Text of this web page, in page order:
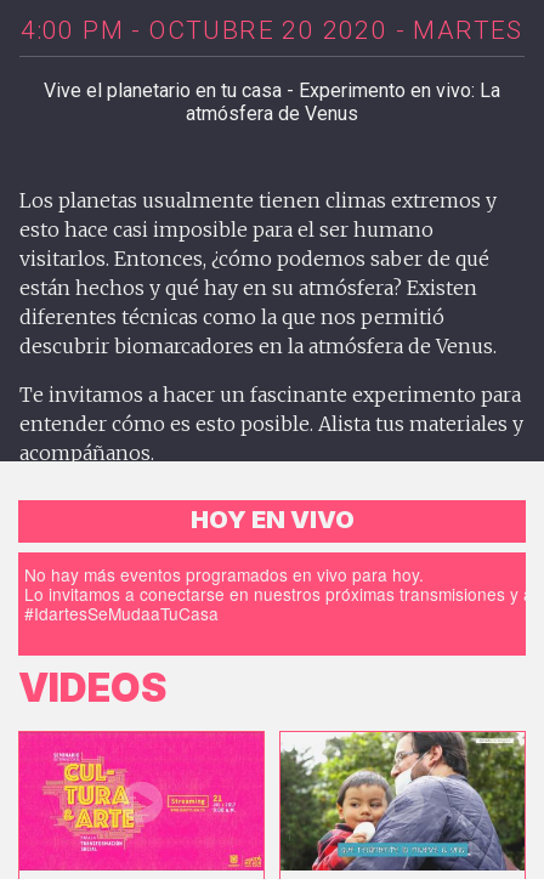
4:00 PM - OCTUBRE 20 2020 - MARTES
Vive el planetario en tu casa - Experimento en vivo: La
atmósfera de Venus
Los planetas usualmente tienen climas extremos y
esto hace casi imposible para el ser humano
visitarlos. Entonces, ¿cómo podemos saber de qué
están hechos y qué hay en su atmósfera? Existen
diferentes técnicas como la que nos permitió
descubrir biomarcadores en la atmósfera de Venus.
Te invitamos a hacer un fascinante experimento para
entender cómo es esto posible. Alista tus materiales y
acompáñanos.
HOY EN VIVO
No hay más eventos programados en vivo para hoy.
Lo invitamos a conectarse en nuestros próximas transmisiones y
#IdartesSeMudaaTuCasa
VIDEOS